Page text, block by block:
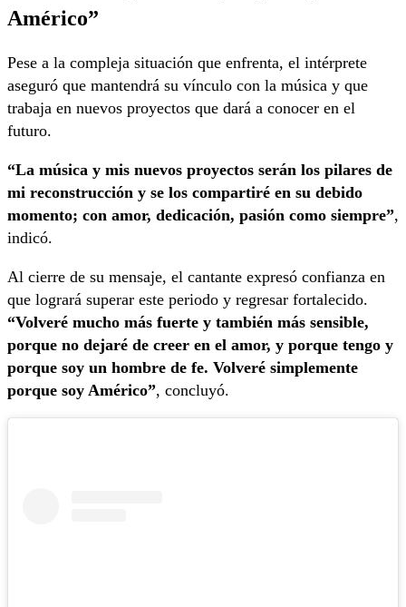
Américo”
Pese a la compleja situación que enfrenta, el intérprete
aseguró que mantendrá su vínculo con la música y que
trabaja en nuevos proyectos que dará a conocer en el
futuro.
“La música y mis nuevos proyectos serán los pilares de
mi reconstrucción y se los compartiré en su debido
momento; con amor, dedicación, pasión como siempre”,
indicó.
Al cierre de su mensaje, el cantante expresó confianza en
que logrará superar este periodo y regresar fortalecido.
“Volveré mucho más fuerte y también más sensible,
porque no dejaré de creer en el amor, y porque tengo y
porque soy un hombre de fe. Volveré simplemente
porque soy Américo”, concluyó.